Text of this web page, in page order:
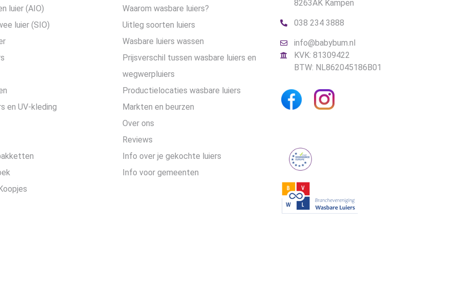
luier (AIO)
luier (SIO)
en UV-kleding
Waarom wasbare luiers?
Uitleg soorten luiers
Wasbare luiers wassen
Prijsverschil tussen wasbare luiers en
wegwerpluiers
Productielocaties wasbare luiers
Markten en beurzen
Over ons
Reviews
Info over je gekochte luiers
Info voor gemeenten
8263AK Kampen
038 234 3888
info@babybum.nl
KVK: 81309422
BTW: NL862045186B01